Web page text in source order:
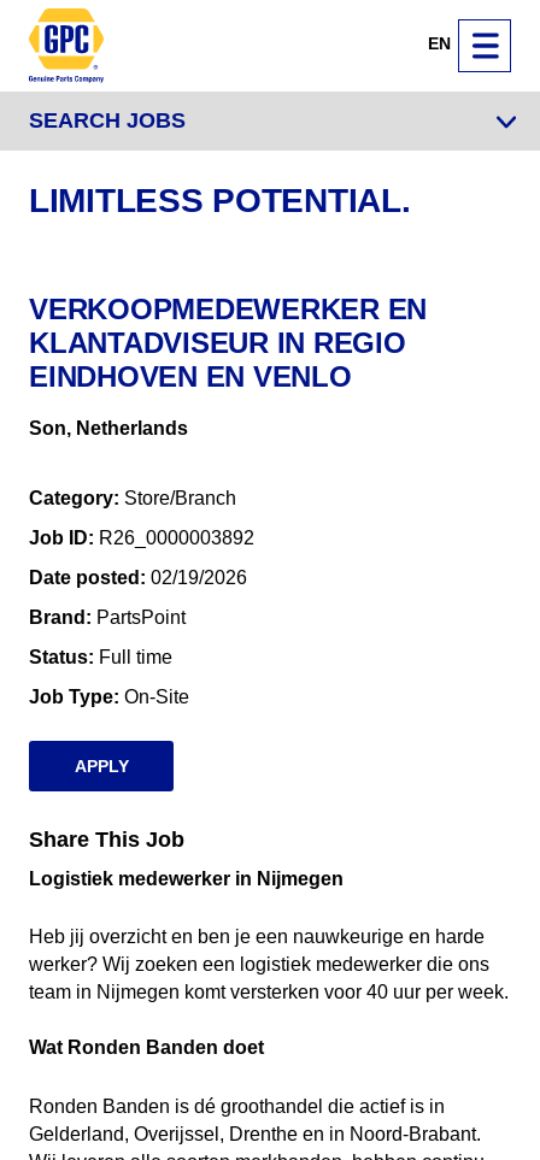
EN
SEARCH JOBS
LIMITLESS POTENTIAL.
VERKOOPMEDEWERKER EN
KLANTADVISEUR IN REGIO
EINDHOVEN EN VENLO
Son, Netherlands
Category Store/Branch
Job ID
R26_0000003892
Date posted
02/19/2026
Brand
PartsPoint
Status
Full time
Job Type On-Site
APPLY
Share This Job
Logistiek medewerker in Nijmegen
Heb jij overzicht en ben je een nauwkeurige en harde
werker? Wij zoeken een logistiek medewerker die ons
team in Nijmegen komt versterken voor 40 uur per week.
Wat Ronden Banden doet
Ronden Banden is dé groothandel die actief is in
Gelderland, Overijssel, Drenthe en in Noord-Brabant.